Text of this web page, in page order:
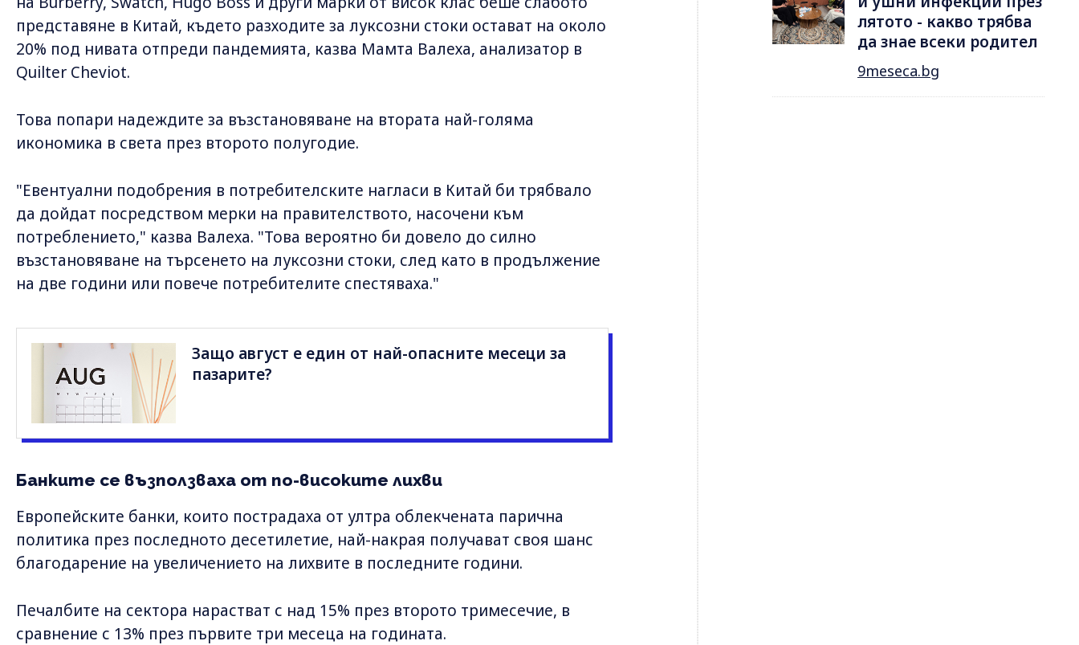
представяне в Китай, където разходите за луксозни стоки остават на около
20% под нивата отпреди пандемията, казва Мамта Валеха, анализатор в
Quilter Cheviot.
Това попари надеждите за възстановяване на втората най-голяма
икономика в света през второто полугодие.
"Евентуални подобрения в потребителските нагласи в Китай би трябвало
да дойдат посредством мерки на правителството, насочени към
потреблението," казва Валеха. "Това вероятно би довело до силно
възстановяване на търсенето на луксозни стоки, след като в продължение
на две години или повече потребителите спестяваха."
Защо август е един от най-опасните месеци за
пазарите?
Банките се възползваха от по-високите лихви
Европейските банки, които пострадаха от ултра облекчената парична
политика през последното десетилетие, най-накрая получават своя шанс
благодарение на увеличението на лихвите в последните години.
Печалбите на сектора нарастват с над 15% през второто тримесечие, в
сравнение с 13% през първите три месеца на годината.
лятотo - какво трябва
да знае всеки родител
9meseca.bg